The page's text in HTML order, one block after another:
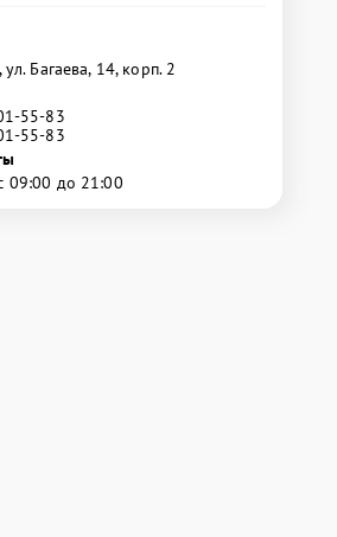
Багаева, 14, корп. 2
55-83
55-83
09:00 до 21:00